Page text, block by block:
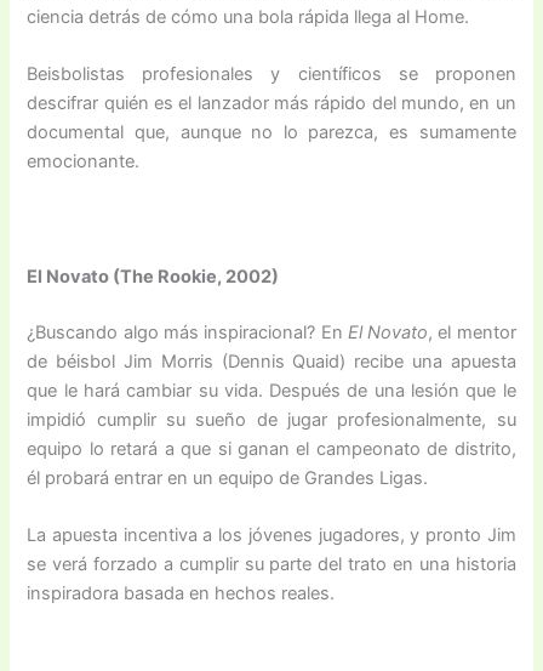
ciencia detrás de cómo una bola rápida llega al Home.
Beisbolistas profesionales y científicos se proponen
descifrar quién es el lanzador más rápido del mundo, en un
documental que, aunque no lo parezca, es sumamente
emocionante.
El Novato (The Rookie, 2002)
¿Buscando algo más inspiracional? En El Novato, el mentor
de béisbol Jim Morris (Dennis Quaid) recibe una apuesta
que le hará cambiar su vida. Después de una lesión que le
impidió cumplir su sueño de jugar profesionalmente, su
equipo lo retará a que si ganan el campeonato de distrito,
él probará entrar en un equipo de Grandes Ligas.
La apuesta incentiva a los jóvenes jugadores, y pronto Jim
se verá forzado a cumplir su parte del trato en una historia
inspiradora basada en hechos reales.